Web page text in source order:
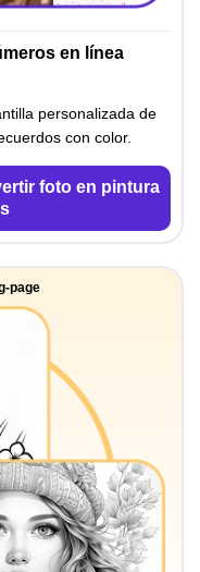
en línea
personalizada de
con color.
foto en pintura
page